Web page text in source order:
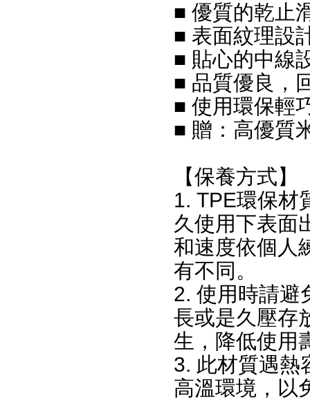
■ 優質的乾止
■ 表面紋理設
■ 貼心的中線
■ 品質優良，
■ 使用環保輕
■ 贈：高優質
【保養方式】
1. TPE環保材
久使用下表面
和速度依個人
有不同。
2. 使用時請避
長或是久壓存
生，降低使用
3. 此材質遇熱
高溫環境，以